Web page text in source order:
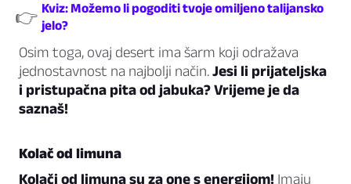
👉 Kviz: Možemo li pogoditi tvoje omiljeno talijansko
jelo?
Osim toga, ovaj desert ima šarm koji odražava
jednostavnost na najbolji način.Jesi li prijateljska
i pristupačna pita od jabuka? Vrijeme je da
saznaš!
Kolač od limuna
Kolači od limuna su za one s energijom! Imaju